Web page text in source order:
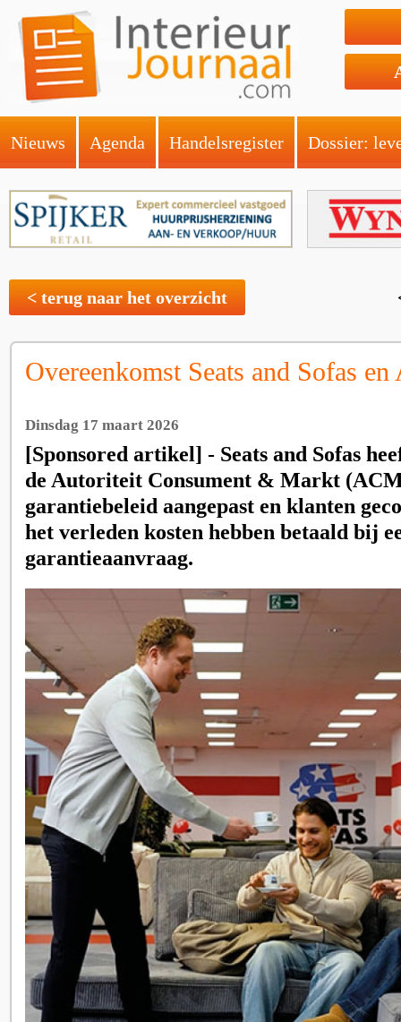
Nieuws Agenda Handelsregister Dossier:
< terug naar het overzicht
Overeenkomst Seats and Sofas
Dinsdag 17 maart 2026
[Sponsored artikel] - Seats and Sofas
de Autoriteit Consument & Markt
garantiebeleid aangepast en klanten
het verleden kosten hebben betaald bij
garantieaanvraag.